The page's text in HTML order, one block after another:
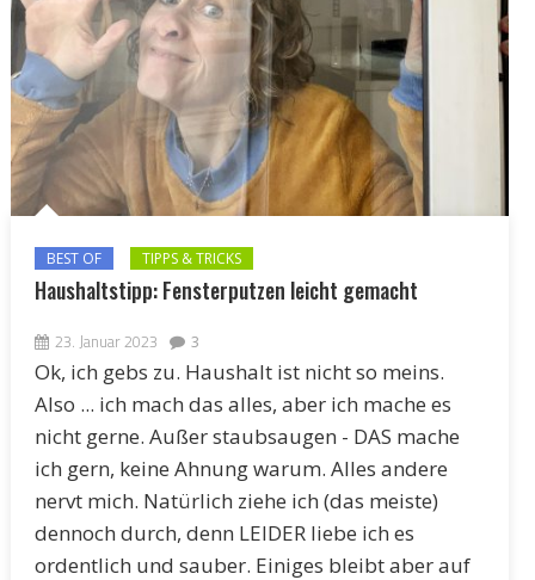
BEST OF TIPPS & TRICKS
Haushaltstipp: Fensterputzen leicht gemacht
23. Januar 2023 3
Ok, ich gebs zu. Haushalt ist nicht so meins.
Also ... ich mach das alles, aber ich mache es
nicht gerne. Außer staubsaugen - DAS mache
ich gern, keine Ahnung warum. Alles andere
nervt mich. Natürlich ziehe ich (das meiste)
dennoch durch, denn LEIDER liebe ich es
ordentlich und sauber. Einiges bleibt aber auf